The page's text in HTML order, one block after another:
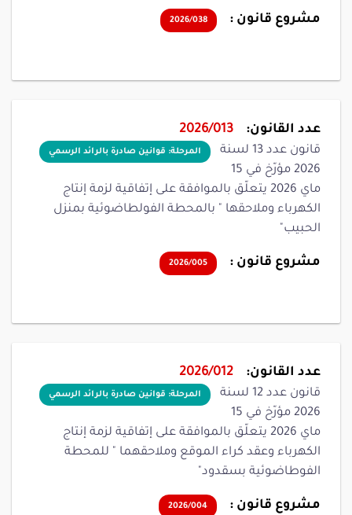
مشروع قانون : 2026/038
عدد القانون: 2026/013
المرحلة: قوانين صادرة بالرائد الرسمي
قانون عدد 13 لسنة
2026 مؤرّخ في 15
ماي 2026 يتعلّق بالموافقة على إتفاقية لزمة إنتاج
الكهرباء وملاحقها " بالمحطة الفولطاضوئية بمنزل
الحبيب"
مشروع قانون : 2026/005
عدد القانون: 2026/012
المرحلة: قوانين صادرة بالرائد الرسمي
قانون عدد 12 لسنة
2026 مؤرّخ في 15
ماي 2026 يتعلّق بالموافقة على إتفاقية لزمة إنتاج
الكهرباء وعقد كراء الموقع وملاحقهما " للمحطة
الفوطاضوئية بسقدود"
مشروع قانون : 2026/004